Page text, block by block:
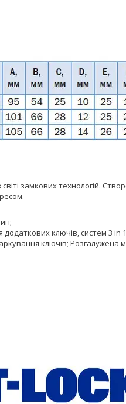
замкових технологій.
ключів, систем 3 in
ключів; Розгалужена